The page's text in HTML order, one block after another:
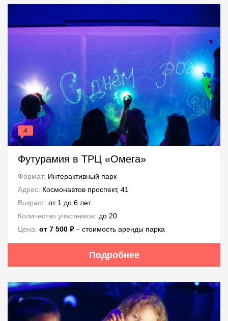
4
Футурамия в ТРЦ «Омега»
Формат: Интерактивный парк
Адрес: Космонавтов проспект, 41
Возраст: от 1 до 6 лет
Количество участников: до 20
Цена: от 7 500 ₽‒ стоимость аренды парка
Подробнее